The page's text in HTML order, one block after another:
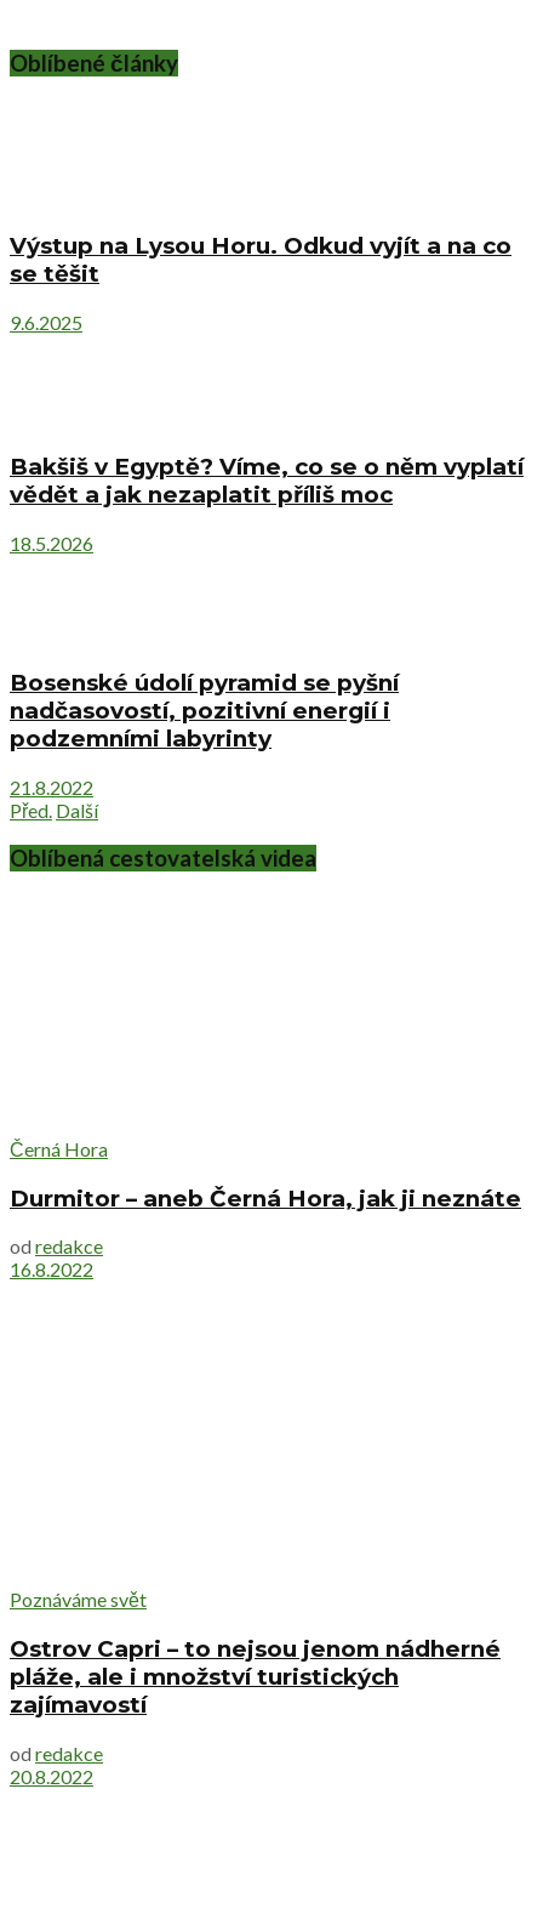
Oblíbené články
Výstup na Lysou Horu. Odkud vyjít a na co
se těšit
9.6.2025
Bakšiš v Egyptě? Víme, co se o něm vyplatí
vědět a jak nezaplatit příliš moc
18.5.2026
Bosenské údolí pyramid se pyšní
nadčasovostí, pozitivní energií i
podzemními labyrinty
21.8.2022
Před. Další
Oblíbená cestovatelská videa
Černá Hora
Durmitor – aneb Černá Hora, jak ji neznáte
od redakce
16.8.2022
Poznáváme svět
Ostrov Capri – to nejsou jenom nádherné
pláže, ale i množství turistických
zajímavostí
od redakce
20.8.2022